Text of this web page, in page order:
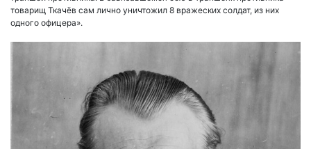
товарищ Ткачёв сам лично уничтожил 8 вражеских солдат, из них
одного офицера».